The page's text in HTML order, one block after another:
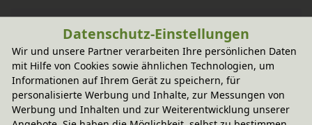
Datenschutz-Einstellungen
Wir und unsere Partner verarbeiten Ihre persönlichen Daten
mit Hilfe von Cookies sowie ähnlichen Technologien, um
Informationen auf Ihrem Gerät zu speichern, für
personalisierte Werbung und Inhalte, zur Messungen von
Werbung und Inhalten und zur Weiterentwicklung unserer